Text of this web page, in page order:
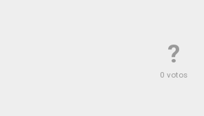
?
0 votos